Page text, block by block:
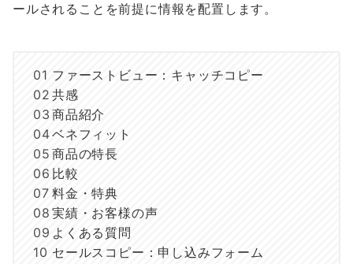
ールされることを前提に情報を配置します。
ファーストビュー：キャッチコピー
共感
商品紹介
ベネフィット
商品の特長
比較
料金・特典
実績・お客様の声
よくある質問
セールスコピー：申し込みフォーム